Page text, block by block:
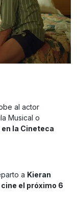
al actor
Musical o
la Cineteca
a Kieran
el próximo 6